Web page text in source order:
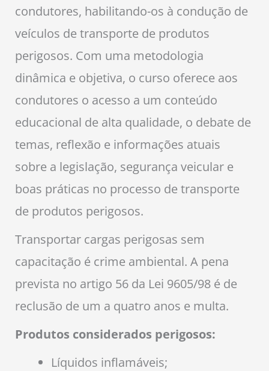
condutores, habilitando-os à condução de
veículos de transporte de produtos
perigosos. Com uma metodologia
dinâmica e objetiva, o curso oferece aos
condutores o acesso a um conteúdo
educacional de alta qualidade, o debate de
temas, reflexão e informações atuais
sobre a legislação, segurança veicular e
boas práticas no processo de transporte
de produtos perigosos.
Transportar cargas perigosas sem
capacitação é crime ambiental. A pena
prevista no artigo 56 da Lei 9605/98 é de
reclusão de um a quatro anos e multa.
Produtos considerados perigosos:
Líquidos inflamáveis;